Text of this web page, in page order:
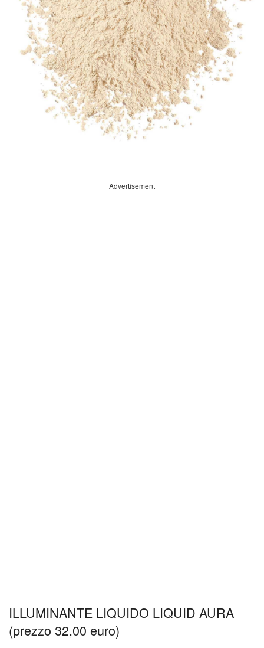
Advertisement
ILLUMINANTE LIQUIDO LIQUID AURA
(prezzo 32,00 euro)